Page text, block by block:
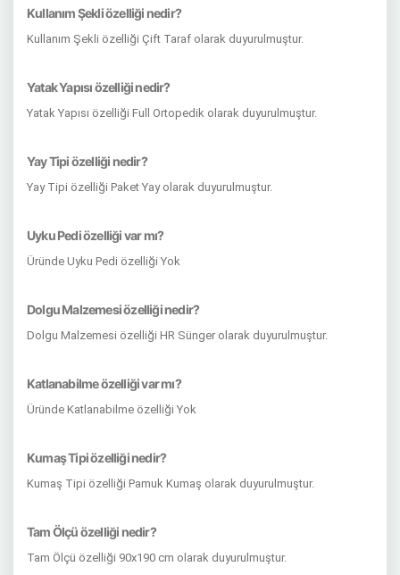
Kullanım Şekli özelliği nedir?
Kullanım Şekli özelliği Çift Taraf olarak duyurulmuştur.
Yatak Yapısı özelliği nedir?
Yatak Yapısı özelliği Full Ortopedik olarak duyurulmuştur.
Yay Tipi özelliği nedir?
Yay Tipi özelliği Paket Yay olarak duyurulmuştur.
Uyku Pedi özelliği var mı?
Üründe Uyku Pedi özelliği Yok
Dolgu Malzemesi özelliği nedir?
Dolgu Malzemesi özelliği HR Sünger olarak duyurulmuştur.
Katlanabilme özelliği var mı?
Üründe Katlanabilme özelliği Yok
Kumaş Tipi özelliği nedir?
Kumaş Tipi özelliği Pamuk Kumaş olarak duyurulmuştur.
Tam Ölçü özelliği nedir?
Tam Ölçü özelliği 90x190 cm olarak duyurulmuştur.